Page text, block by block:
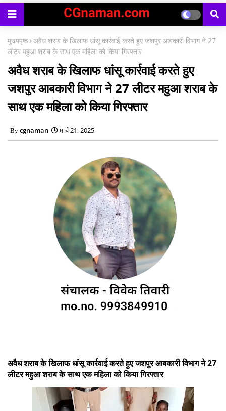
काउंसिलिंग प्रारंभ
मुख्यपृष्ठ अवैध शराब के खिलाफ धांसू कार्रवाई करते हुए जशपुर आबकारी विभाग ने 27
लीटर महुआ शराब के साथ एक महिला को किया गिरफ्तार
अवैध शराब के खिलाफ धांसू कार्रवाई करते हुए
जशपुर आबकारी विभाग ने 27 लीटर महुआ शराब के
साथ एक महिला को किया गिरफ्तार
cgnaman मार्च 21, 2025
अवैध शराब के खिलाफ धांसू कार्रवाई करते हुए जशपुर आबकारी विभाग ने 27
लीटर महुआ शराब के साथ एक महिला को किया गिरफ्तार